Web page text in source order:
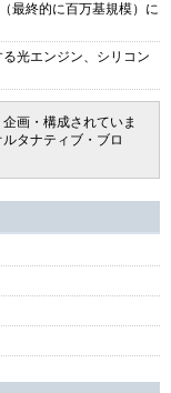
最終的に百万基規模）に
光エンジン、シリコン
画・構成されていま
タナティブ・ブロ